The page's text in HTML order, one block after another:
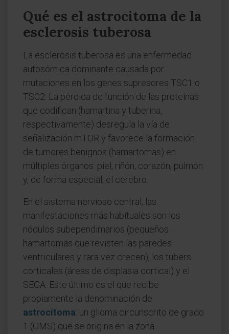
Qué es el astrocitoma de la
esclerosis tuberosa
La esclerosis tuberosa es una enfermedad
autosómica dominante causada por
mutaciones en los genes supresores TSC1 o
TSC2. La pérdida de función de las proteínas
que codifican (hamartina y tuberina,
respectivamente) desregula la vía de
señalización mTOR y favorece la formación
de tumores benignos (hamartomas) en
múltiples órganos: piel, riñón, corazón, pulmón
y, de forma especial, el cerebro.
En el sistema nervioso central, las
manifestaciones más habituales son los
nódulos subependimarios (pequeños
hamartomas que revisten las paredes
ventriculares y rara vez crecen), los tubers
corticales (áreas de displasia cortical) y el
SEGA. Este último es el que recibe
propiamente la denominación de
astrocitoma: un glioma circunscrito de grado
1 (OMS) que se origina en la zona